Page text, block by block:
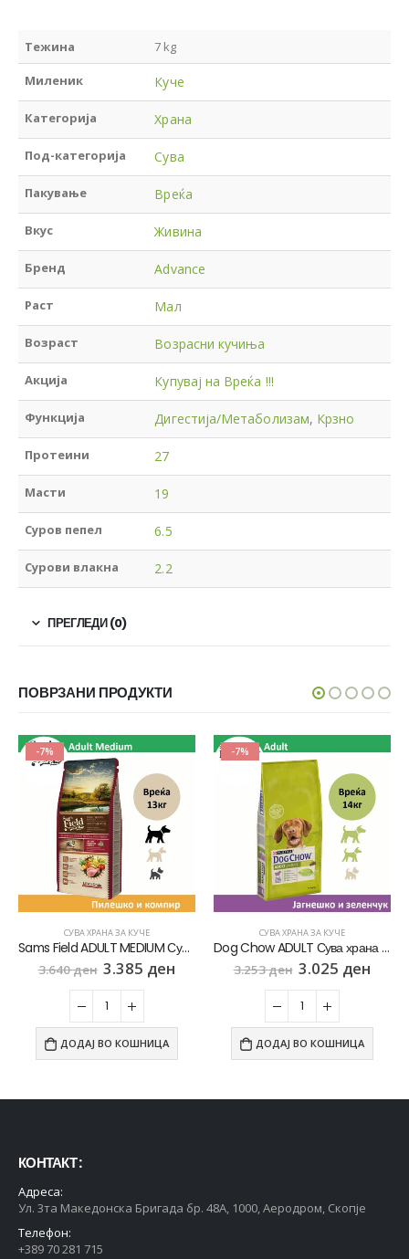
Тежина 7 kg
Миленик Куче
Категорија Храна
Под-категорија Сува
Пакување Вреќа
Вкус Живина
Бренд Advance
Раст Мал
Возраст Возрасни кучиња
Акција Купувај на Вреќа !!!
Функција Дигестија/Метаболизам, Крзно
Протеини 27
Масти 19
Суров пепел 6.5
Сурови влакна 2.2
ПРЕГЛЕДИ (0)
ПОВРЗАНИ ПРОДУКТИ
-7%
СУВА ХРАНА ЗА КУЧЕ
Sams Field ADULT MEDIUM Сува храна за Возрасни кучиња од Среден раст со Пилешко и компир [Вреќа 13кг]
3.640ден 3.385 ден
ДОДАЈ ВО КОШНИЦА
-7%
СУВА ХРАНА ЗА КУЧЕ
Dog Chow ADULT Сува храна за Возрасни кучиња со Јагнешко [Вреќа 14кг]
3.253ден 3.025 ден
ДОДАЈ ВО КОШНИЦА
КОНТАКТ :
Адреса:
Ул. 3та Македонска Бригада бр. 48А, 1000, Аеродром, Скопје
Телефон:
+389 70 281 715